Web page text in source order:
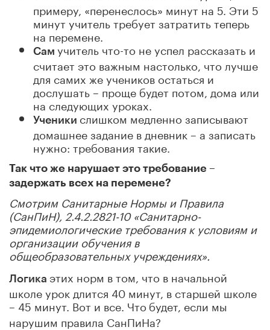
примеру, «перенеслось» минут на 5. Эти 5
минут учитель требует затратить теперь
на перемене.
Сам учитель что-то не успел рассказать и
считает это важным настолько, что лучше
для самих же учеников остаться и
дослушать – проще будет потом, дома или
на следующих уроках.
Ученики слишком медленно записывают
домашнее задание в дневник – а записать
нужно: требования такие.
Так что же нарушает это требование –
задержать всех на перемене?
Смотрим Санитарные Нормы и Правила
(СанПиН), 2.4.2.2821-10 «Санитарно-
эпидемиологические требования к условиям и
организации обучения в
общеобразовательных учреждениях».
Логика этих норм в том, что в начальной
школе урок длится 40 минут, в старшей школе
– 45 минут. Вот и все. Чтобудет, если мы
нарушим правила СанПиНа?